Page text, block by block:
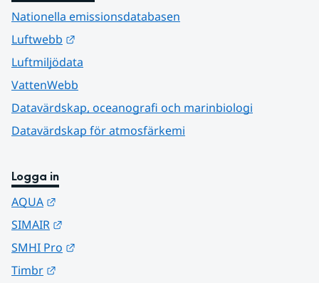
Nationella emissionsdatabasen
Luftwebb
Luftmiljödata
VattenWebb
Datavärdskap, oceanografi och marinbiologi
Datavärdskap för atmosfärkemi
Logga in
AQUA
SIMAIR
SMHI Pro
Timbr